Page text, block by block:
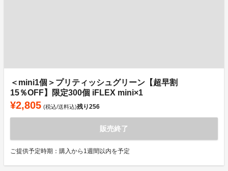
＜mini1個＞プリティッシュグリーン【超早割
15％OFF】限定300個 iFLEX mini×1
¥2,805 (税込/送料込)残り256
販売終了
ご提供予定時期：購入から1週間以内を予定